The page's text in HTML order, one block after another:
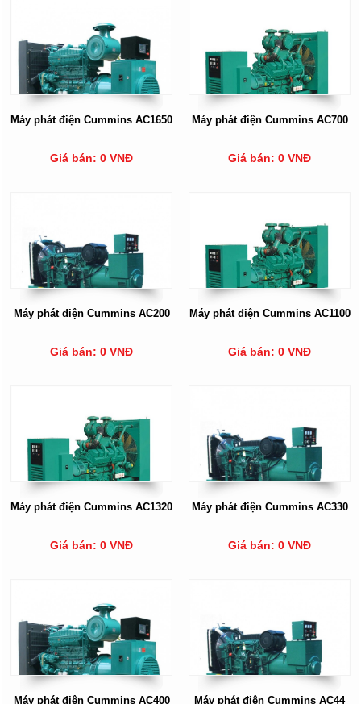
Máy phát điện Cummins AC1650
Giá bán: 0 VNĐ
Máy phát điện Cummins AC700
Giá bán: 0 VNĐ
Máy phát điện Cummins AC200
Giá bán: 0 VNĐ
Máy phát điện Cummins AC1100
Giá bán: 0 VNĐ
Máy phát điện Cummins AC1320
Giá bán: 0 VNĐ
Máy phát điện Cummins AC330
Giá bán: 0 VNĐ
Máy phát điện Cummins AC400 Máy phát điện Cummins AC44